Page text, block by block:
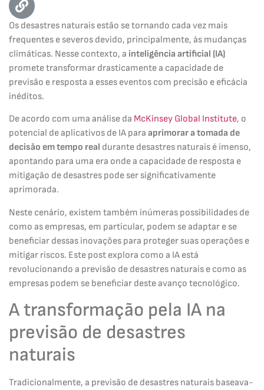
Os desastres naturais estão se tornando cada vez mais
frequentes e severos devido, principalmente, às mudanças
climáticas. Nesse contexto, a inteligência artificial (IA)
promete transformar drasticamente a capacidade de
previsão e resposta a esses eventos com precisão e eficácia
inéditos.
De acordo com uma análise da McKinsey Global Institute, o
potencial de aplicativos de IA para aprimorar a tomada de
decisão em tempo real durante desastres naturais é imenso,
apontando para uma era onde a capacidade de resposta e
mitigação de desastres pode ser significativamente
aprimorada.
Neste cenário, existem também inúmeras possibilidades de
como as empresas, em particular, podem se adaptar e se
beneficiar dessas inovações para proteger suas operações e
mitigar riscos. Este post explora como a IA está
revolucionando a previsão de desastres naturais e como as
empresas podem se beneficiar deste avanço tecnológico.
A transformação pela IA na
previsão de desastres
naturais
Tradicionalmente, a previsão de desastres naturais baseava-